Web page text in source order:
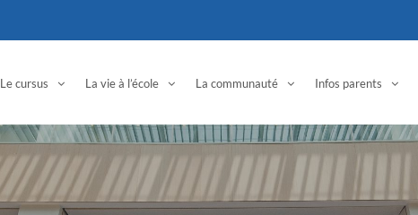
Le cursus La vie à l’école La communauté Infos parents